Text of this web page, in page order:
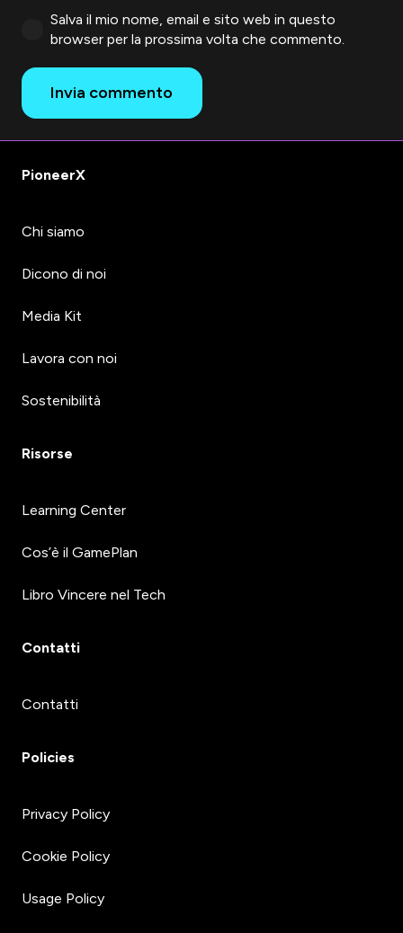
Salva il mio nome, email e sito web in questo
browser per la prossima volta che commento.
Invia commento
PioneerX
Chi siamo
Dicono di noi
Media Kit
Lavora con noi
Sostenibilità
Risorse
Learning Center
Cos’è il GamePlan
Libro Vincere nel Tech
Contatti
Contatti
Policies
Privacy Policy
Cookie Policy
Usage Policy